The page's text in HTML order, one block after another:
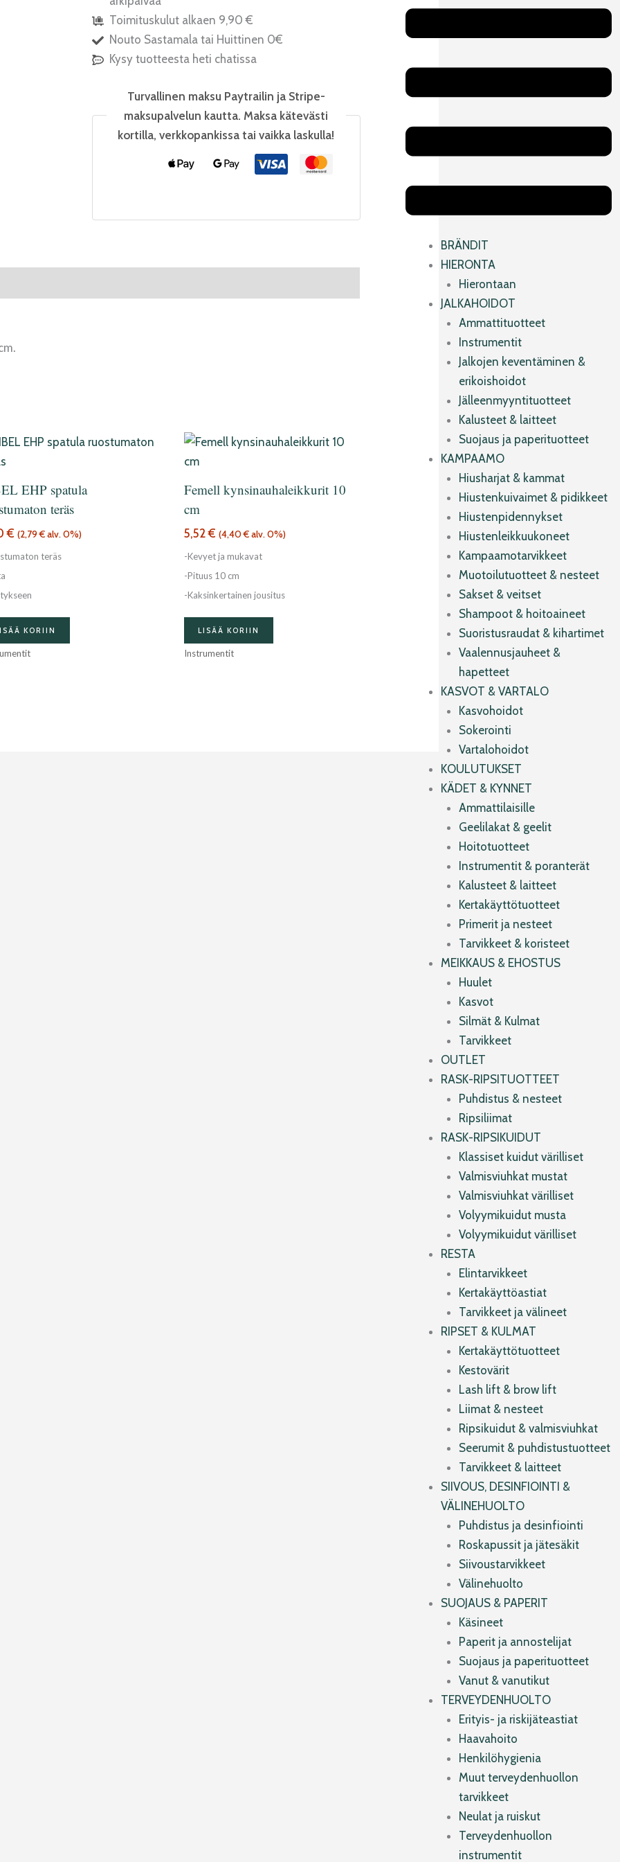
Toimituskulut alkaen 9,90 €
Nouto Sastamala tai Huittinen 0€
Kysy tuotteesta heti chatissa
Turvallinen maksu Paytrailin ja Stripe-
maksupalvelun kautta. Maksa kätevästi
kortilla, verkkopankissa tai vaikka laskulla!
EHP spatula
teräs
€ (2,79€alv. 0%)
teräs
KORIIN
Femell kynsinauhaleikkurit 10
cm
5,52€ (4,40€alv. 0%)
-Kevyet ja mukavat
-Pituus 10 cm
-Kaksinkertainen jousitus
LISÄÄ KORIIN
Instrumentit
BRÄNDIT
HIERONTA
Hierontaan
JALKAHOIDOT
Ammattituotteet
Instrumentit
Jalkojen keventäminen &
erikoishoidot
Jälleenmyyntituotteet
Kalusteet & laitteet
Suojaus ja paperituotteet
KAMPAAMO
Hiusharjat & kammat
Hiustenkuivaimet & pidikkeet
Hiustenpidennykset
Hiustenleikkuukoneet
Kampaamotarvikkeet
Muotoilutuotteet & nesteet
Sakset & veitset
Shampoot & hoitoaineet
Suoristusraudat & kihartimet
Vaalennusjauheet &
hapetteet
KASVOT & VARTALO
Kasvohoidot
Sokerointi
Vartalohoidot
KOULUTUKSET
KÄDET & KYNNET
Ammattilaisille
Geelilakat & geelit
Hoitotuotteet
Instrumentit & poranterät
Kalusteet & laitteet
Kertakäyttötuotteet
Primerit ja nesteet
Tarvikkeet & koristeet
MEIKKAUS & EHOSTUS
Huulet
Kasvot
Silmät & Kulmat
Tarvikkeet
OUTLET
RASK-RIPSITUOTTEET
Puhdistus & nesteet
Ripsiliimat
RASK-RIPSIKUIDUT
Klassiset kuidut värilliset
Valmisviuhkat mustat
Valmisviuhkat värilliset
Volyymikuidut musta
Volyymikuidut värilliset
RESTA
Elintarvikkeet
Kertakäyttöastiat
Tarvikkeet ja välineet
RIPSET & KULMAT
Kertakäyttötuotteet
Kestovärit
Lash lift & brow lift
Liimat & nesteet
Ripsikuidut & valmisviuhkat
Seerumit & puhdistustuotteet
Tarvikkeet & laitteet
SIIVOUS, DESINFIOINTI &
VÄLINEHUOLTO
Puhdistus ja desinfiointi
Roskapussit ja jätesäkit
Siivoustarvikkeet
Välinehuolto
SUOJAUS & PAPERIT
Käsineet
Paperit ja annostelijat
Suojaus ja paperituotteet
Vanut & vanutikut
TERVEYDENHUOLTO
Erityis- ja riskijäteastiat
Haavahoito
Henkilöhygienia
Muut terveydenhuollon
tarvikkeet
Neulat ja ruiskut
Terveydenhuollon
instrumentit